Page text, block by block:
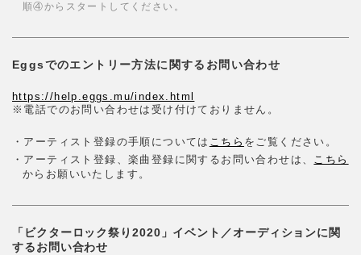
順④からスタートしてください。
Eggsでのエントリー方法に関するお問い合わせ
https://help.eggs.mu/index.html
※電話でのお問い合わせは受け付けておりません。
・アーティスト登録の手順については こちら をご覧ください。
・アーティスト登録、楽曲登録に関するお問い合わせは、 こちら
からお願いいたします。
「ビクターロック祭り2020」イベント／オーディションに関
するお問い合わせ